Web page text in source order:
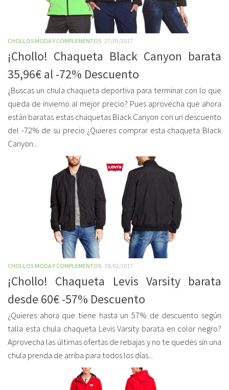
CHOLLOS MODA Y COMPLEMENTOS 27/03/2017
¡Chollo! Chaqueta Black Canyon barata
35,96€ al -72% Descuento
¿Buscas un chula chaqueta deportiva para terminar con lo que
queda de invierno al mejor precio? Pues aprovecha que ahora
están baratas estas chaquetas Black Canyon con un descuento
del -72% de su precio ¿Quieres comprar esta chaqueta Black
Canyon...
CHOLLOS MODA Y COMPLEMENTOS 28/02/2017
¡Chollo! Chaqueta Levis Varsity barata
desde 60€ -57% Descuento
¿Quieres ahora que tiene hasta un 57% de descuento según
talla esta chula chaqueta Levis Varsity barata en color negro?
Aprovecha las últimas ofertas de rebajas y no te quedes sin una
chula prenda de arriba para todos los días...